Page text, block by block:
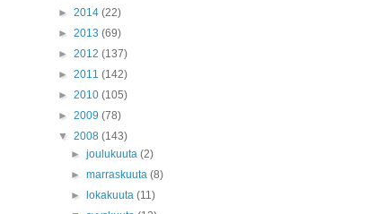
► 2014 (22)
► 2013 (69)
► 2012 (137)
► 2011 (142)
► 2010 (105)
► 2009 (78)
▼ 2008 (143)
►joulukuuta(2)
►marraskuuta(8)
►
lokakuuta(11)